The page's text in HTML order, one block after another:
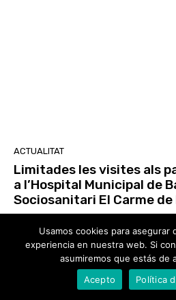
ACTUALITAT
Limitades les visites als
a l’Hospital Municipal de
Sociosanitari El Carme de
459 460
Usamos cookies para asegurar
experiencia en nuestra web. Si
asumiremos que estás de
Acepto
Política